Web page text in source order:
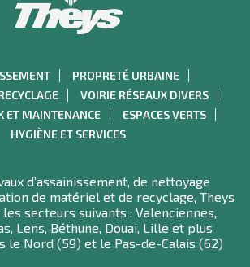
PROPRETÉ URBAINE
VOIRIE RÉSEAUX DIVERS
ET MAINTENANCE
ESPACES VERTS
HYGIÈNE ET SERVICES
d’assainissement, de nettoyage
de matériel et de recyclage, Theys
secteurs suivants : Valenciennes,
Lens, Béthune, Douai, Lille et plus
le Nord (59) et le Pas-de-Calais (62)